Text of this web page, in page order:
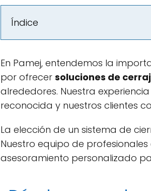
Índice
En Pamej, entendemos la
por ofrecer soluciones de
alrededores. Nuestra
reconocida y nuestros clientes
La elección de un sistema de
Nuestro equipo de
asesoramiento personalizado